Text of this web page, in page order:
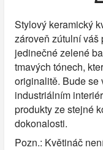
Stylový keramický
zároveň zútulní váš
jedinečné zelené
tmavých tónech,
originalitě. Bude se
industriálním
produkty ze stejné
dokonalosti.
Pozn.: Květináč